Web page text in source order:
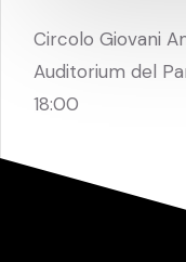
Circolo Giovani
Auditorium del
18:00